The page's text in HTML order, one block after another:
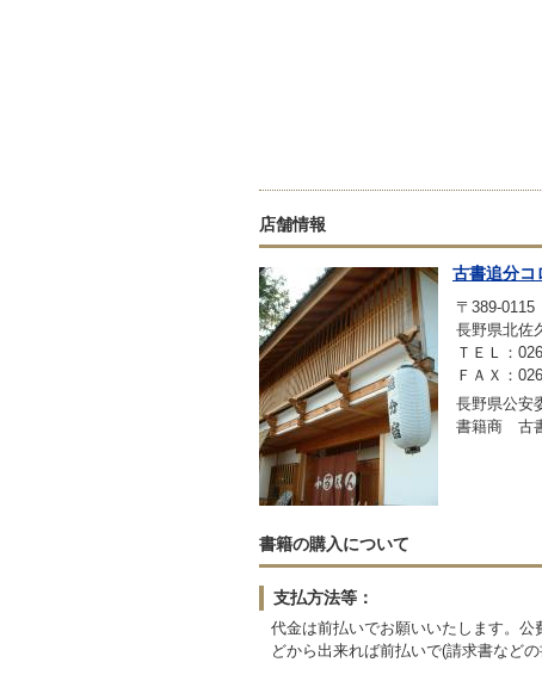
店舗情報
古書追分コ
〒389-0115
長野県北
ＴＥＬ：
ＦＡＸ：
長野県公安
書籍商 古
書籍の購入について
支払方法等：
代金は前払いでお願いいたします。
どから出来れば前払いで(請求書など